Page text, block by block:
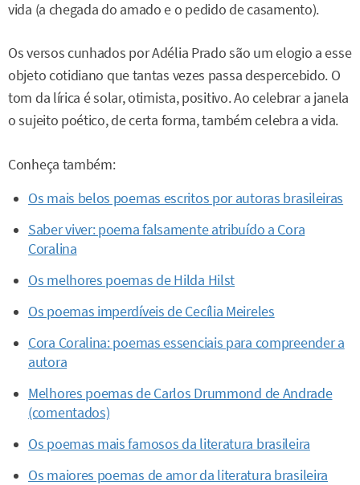
vida (a chegada do amado e o pedido de casamento).
Os versos cunhados por Adélia Prado são um elogio a esse
objeto cotidiano que tantas vezes passa despercebido. O
tom da lírica é solar, otimista, positivo. Ao celebrar a janela
o sujeito poético, de certa forma, também celebra a vida.
Conheça também:
Os mais belos poemas escritos por autoras brasileiras
Saber viver: poema falsamente atribuído a Cora
Coralina
Os melhores poemas de Hilda Hilst
Os poemas imperdíveis de Cecília Meireles
Cora Coralina: poemas essenciais para compreender a
autora
Melhores poemas de Carlos Drummond de Andrade
(comentados)
Os poemas mais famosos da literatura brasileira
Os maiores poemas de amor da literatura brasileira